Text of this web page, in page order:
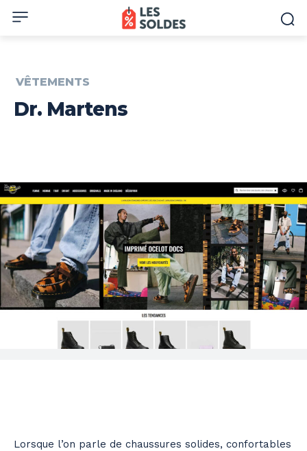
VÊTEMENTS
Dr. Martens
Lorsque l’on parle de chaussures solides, confortables